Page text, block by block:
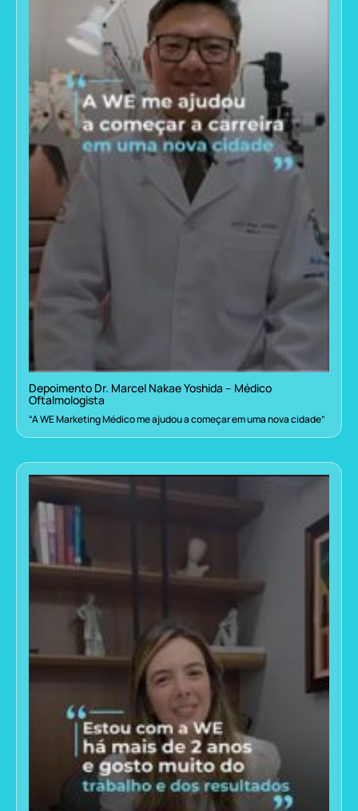
Depoimento Dr. Marcel Nakae Yoshida – Médico
Oftalmologista
“A WE Marketing Médico me ajudou a começar em uma nova cidade”